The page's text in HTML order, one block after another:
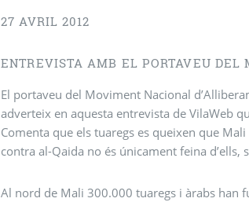
27 AVRIL 2012
ENTREVISTA AMB EL PORTAVEU DEL
El portaveu del Moviment Nacional
adverteix en aquesta entrevista de VilaWeb
Comenta que els tuaregs es queixen que
contra al-Qaida no és únicament feina
Al nord de Mali 300.000 tuaregs i àrabs han